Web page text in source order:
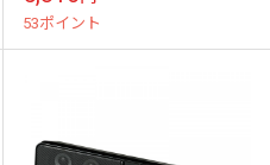
53ポイント